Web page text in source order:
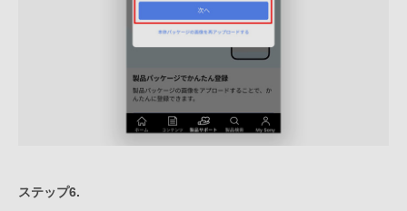
ステップ6.